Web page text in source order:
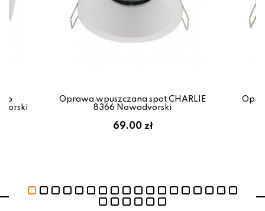
Oprawa wpuszczana spot CHARLIE
8366 Nowodvorski
69.00 zł